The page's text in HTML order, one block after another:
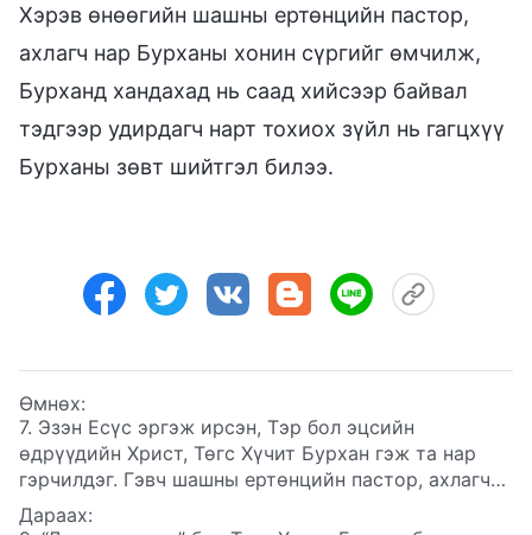
Хэрэв өнөөгийн шашны ертөнцийн пастор,
ахлагч нар Бурханы хонин сүргийг өмчилж,
Бурханд хандахад нь саад хийсээр байвал
тэдгээр удирдагч нарт тохиох зүйл нь гагцхүү
Бурханы зөвт шийтгэл билээ.
Өмнөх:
7. Эзэн Есүс эргэж ирсэн, Тэр бол эцсийн
өдрүүдийн Христ, Төгс Хүчит Бурхан гэж та нар
гэрчилдэг. Гэвч шашны ертөнцийн пастор, ахлагч
нар та нарын итгэдэг зүйл Эзэн Есүс биш, Төгс
Дараах: